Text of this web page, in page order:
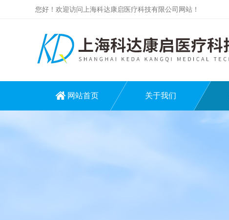
您好！欢迎访问上海科达康启医疗科技有限公司网站！
网站首页 关于我们